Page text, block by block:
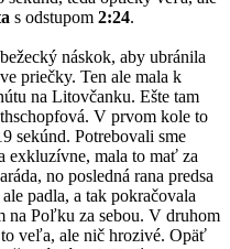
s odstupom 2:24.
náskok, aby ubránila
priečky. Ten ale mala k
na Litovčanku. Ešte tam
V prvom kole to
sekúnd. Potrebovali sme
exkluzívne, mala to mať za
no posledná rana predsa
padla, a tak pokračovala
na Poľku za sebou. V druhom
veľa, ale nič hrozivé. Opäť